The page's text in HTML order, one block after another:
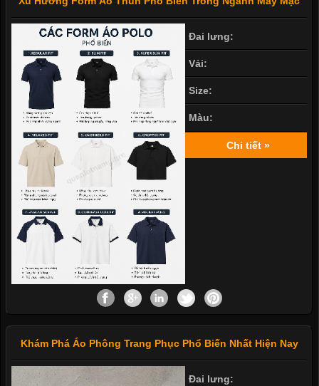
Đai lưng:
Vải:
Size:
Màu:
Chi tiết »
Khám Phá Áo Phông Trang Phục Phổ Biến Nhất Hiện Nay
Đai lưng: